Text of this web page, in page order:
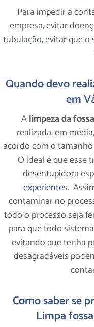
Para impedir a
empresa, evitar
tubulação, evitar que
Quando devo
em
Alimpeza da
realizada, em
acordo com o
O ideal é que esse
desentupidora
experientes.
contaminar no
todo o processo seja
para que todo
evitando que tenha
desagradáveis
Como saber se
Limpa